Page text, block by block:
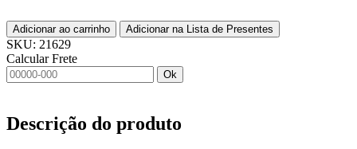
Adicionar ao carrinho Adicionar na Lista de Presentes
SKU: 21629
Calcular Frete
Ok
Descrição do produto